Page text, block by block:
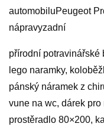
automobiluPeugeot
nápravyzadní
přírodní potravinářské
lego naramky,
pánský náramek z
vune na wc, dárek
prostěradlo 80×200,